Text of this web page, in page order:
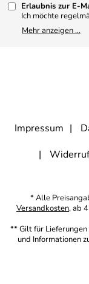
4,9/5*****
Erlaubnis zur E-
Ich möchte
und ausserdem
Abgabe einer
werden. Dabei ist
hat. Diese
Werbezwecke
Mitgliederbereich
zur Kenntnis
Mehr anzeigen ...
Impressum
* Alle
Versandkosten, ab
** Gilt für
und Informationen